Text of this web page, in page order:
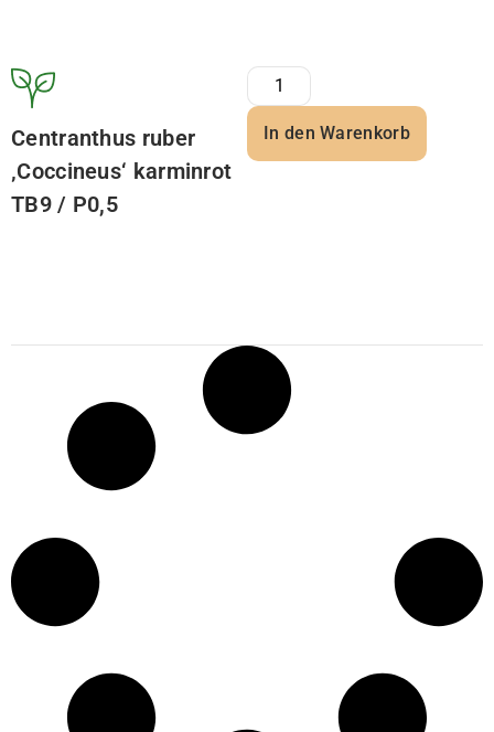
Centranthus ruber
‚Coccineus‘ karminrot
TB9 / P0,5
In den Warenkorb